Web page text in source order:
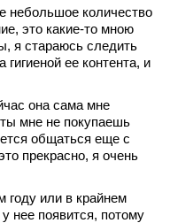
небольшое количество
это какие-то мною
я стараюсь следить
ее контента, и
она сама мне
мне не покупаешь
общаться еще с
прекрасно, я очень
или в крайнем
нее появится, потому